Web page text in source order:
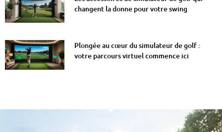
changent la donne pour votre swing
Plongée au cœur du simulateur de golf :
votre parcours virtuel commence ici